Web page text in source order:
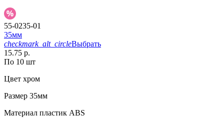
55-0235-01
35мм
checkmark_alt_circleВыбрать
15.75 р.
По 10 шт
Цвет хром
Размер 35мм
Материал пластик ABS